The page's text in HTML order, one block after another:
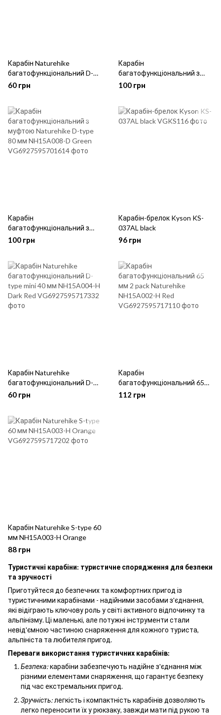
Карабін Naturehike
багатофункціональний D-
type mini 40 мм NH15A004-H
60 грн
Карабін
багатофункціональний з
муфтою Naturehike D-type
100 грн
Карабін
багатофункціональний з
муфтою Naturehike D-type
100 грн
Карабін-брелок Kyson KS-
037AL black
96 грн
Карабін Naturehike
багатофункціональний D-
type mini 40 мм NH15A004-H
60 грн
Карабін
багатофункціональний 65
мм 2 pack Naturehike
112 грн
Карабін Naturehike S-type 60
мм NH15A003-H Orange
88 грн
Туристичні карабіни: туристичне спорядження для безпеки
та зручності
Приготуйтеся до безпечних та комфортних пригод із
туристичними карабінами - надійними засобами з'єднання,
які відіграють ключову роль у світі активного відпочинку та
альпінізму. Ці маленькі, але потужні інструменти стали
невід'ємною частиною снаряження для кожного туриста,
альпініста та любителя пригод.
Переваги використання туристичних карабінів:
Безпека:карабіни забезпечують надійне з'єднання між
різними елементами снаряження, що гарантує безпеку
під час екстремальних пригод.
Зручність:легкість і компактність карабінів дозволяють
легко переносити їх у рюкзаку, завжди мати під рукою та